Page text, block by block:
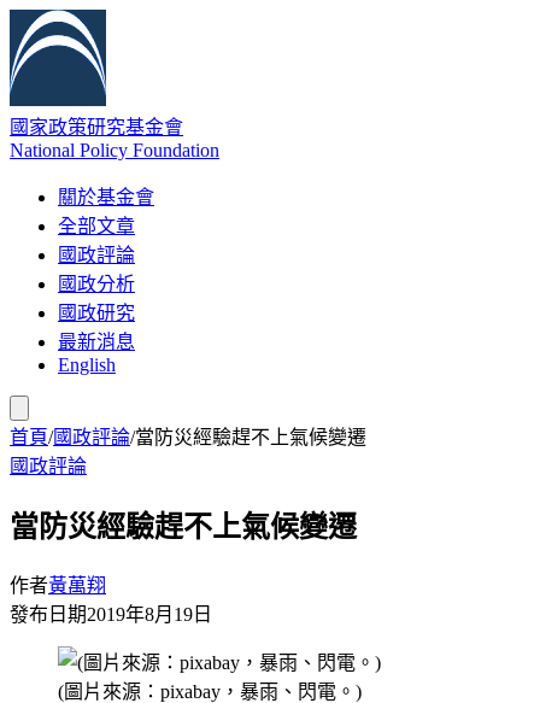
國家政策研究基金會
National Policy Foundation
關於基金會
全部文章
國政評論
國政分析
國政研究
最新消息
English
首頁/國政評論/當防災經驗趕不上氣候變遷
國政評論
當防災經驗趕不上氣候變遷
作者黃萬翔
發布日期2019年8月19日
(圖片來源：pixabay，暴雨、閃電。)